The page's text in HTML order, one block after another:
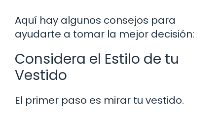
Aquí hay algunos consejos para
ayudarte a tomar la mejor decisión:
Considera el Estilo de tu
Vestido
El primer paso es mirar tu vestido.